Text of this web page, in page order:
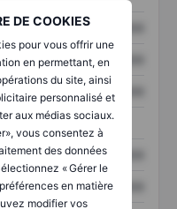
DE COOKIES
pour vous offrir une
en permettant, en
du site, ainsi
personnalisé et
aux médias sociaux.
vous consentez à
des données
« Gérer le
en matière
modifier vos
XXXXXXX
XXXXXXX
XXXXXXX
XXXXXXX
XXXXXXX